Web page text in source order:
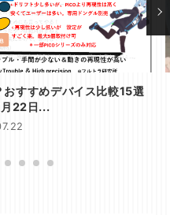
トラを安く始める方法｜0円〜
すめ【2026年版】